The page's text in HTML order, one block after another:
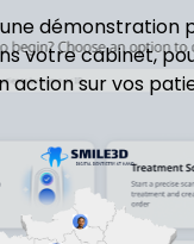
démonstration
votre cabinet,
action sur vos